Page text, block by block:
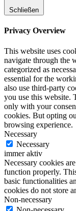
Schließen
Privacy Overview
This website uses
navigate through the
categorized as
essential for the
also use third-party
you use this website.
only with your
cookies. But opting
browsing experience.
Necessary
Necessary
immer aktiv
Necessary cookies
function properly.
basic functionalities
cookies do not store
Non-necessary